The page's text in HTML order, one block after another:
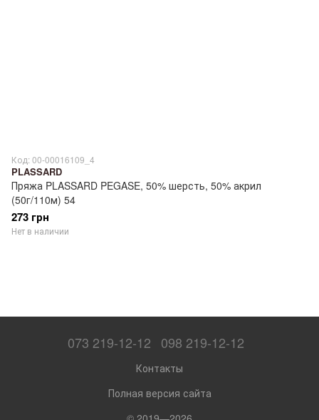
Код: 00-00016109_4
PLASSARD
Пряжа PLASSARD PEGASE, 50% шерсть, 50% акрил
(50г/110м) 54
273 грн
Нет в наличии
073 219-12-12 098 219-12-12
Контакты
Полная версия сайта